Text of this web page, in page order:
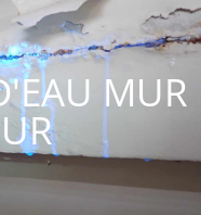
MUR